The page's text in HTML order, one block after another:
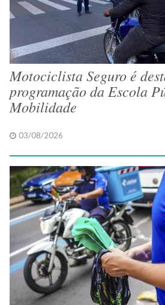
Motociclista Seguro é
programação da Escola
Mobilidade
03/08/2026